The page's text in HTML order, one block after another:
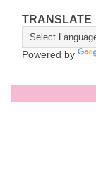
TRANSLATE
Powered by